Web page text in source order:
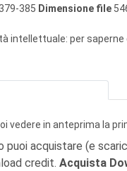
379-385 Dimensione file
intellettuale: per saperne
vedere in anteprima la
acquistare (e
credit. Acquista